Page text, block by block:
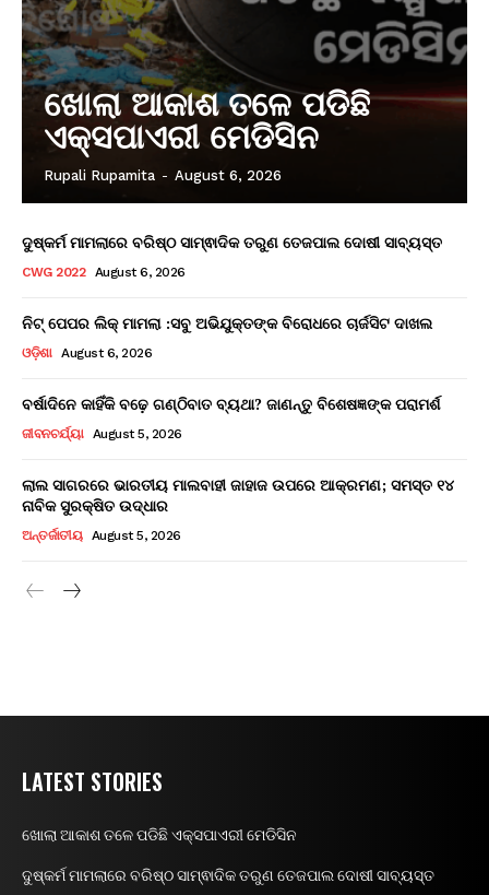
ଖୋଲା ଆକାଶ ତଳେ ପଡିଛି
ଏକ୍ସପାଏରୀ ମେଡିସିନ
Rupali Rupamita - August 6, 2026
ଦୁଷ୍କର୍ମ ମାମଲାରେ ବରିଷ୍ଠ ସାମ୍ଵାଦିକ ତରୁଣ ତେଜପାଲ ଦୋଷୀ ସାବ୍ୟସ୍ତ
CWG 2022 August 6, 2026
ନିଟ୍ ପେପର ଲିକ୍ ମାମଲା :ସବୁ ଅଭିଯୁକ୍ତଙ୍କ ବିରୋଧରେ ଚାର୍ଜସିଟ ଦାଖଲ
ଓଡ଼ିଶା August 6, 2026
ବର୍ଷାଦିନେ କାହିଁକି ବଢ଼େ ଗଣ୍ଠିବାତ ବ୍ୟଥା? ଜାଣନ୍ତୁ ବିଶେଷଜ୍ଞଙ୍କ ପରାମର୍ଶ
ଜୀବନଚର୍ଯ୍ୟା August 5, 2026
ଲାଲ ସାଗରରେ ଭାରତୀୟ ମାଲବାହୀ ଜାହାଜ ଉପରେ ଆକ୍ରମଣ; ସମସ୍ତ ୧୪
ନାବିକ ସୁରକ୍ଷିତ ଉଦ୍ଧାର
ଅନ୍ତର୍ଜାତୀୟ August 5, 2026
LATEST STORIES
ଖୋଲା ଆକାଶ ତଳେ ପଡିଛି ଏକ୍ସପାଏରୀ ମେଡିସିନ
ଦୁଷ୍କର୍ମ ମାମଲାରେ ବରିଷ୍ଠ ସାମ୍ଵାଦିକ ତରୁଣ ତେଜପାଲ ଦୋଷୀ ସାବ୍ୟସ୍ତ